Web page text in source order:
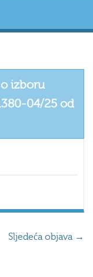
izboru
04/25 od
Sljedeća objava →